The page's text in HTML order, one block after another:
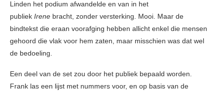
Linden het podium afwandelde en van in het
publiek Irene bracht, zonder versterking. Mooi. Maar de
bindtekst die eraan voorafging hebben allicht enkel die mensen
gehoord die vlak voor hem zaten, maar misschien was dat wel
de bedoeling.
Een deel van de set zou door het publiek bepaald worden.
Frank las een lijst met nummers voor, en op basis van de